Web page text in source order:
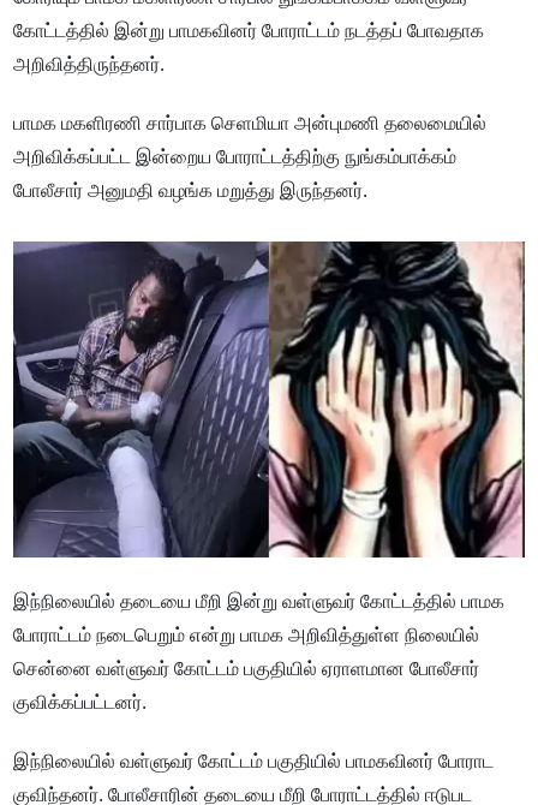
கோட்டத்தில் இன்று பாமகவினர் போராட்டம் நடத்தப் போவதாக
அறிவித்திருந்தனர்.
பாமக மகளிரணி சார்பாக செளமியா அன்புமணி தலைமையில்
அறிவிக்கப்பட்ட இன்றைய போராட்டத்திற்கு நுங்கம்பாக்கம்
போலீசார் அனுமதி வழங்க மறுத்து இருந்தனர்.
இந்நிலையில் தடையை மீறி இன்று வள்ளுவர் கோட்டத்தில் பாமக
போராட்டம் நடைபெறும் என்று பாமக அறிவித்துள்ள நிலையில்
சென்னை வள்ளுவர் கோட்டம் பகுதியில் ஏராளமான போலீசார்
குவிக்கப்பட்டனர்.
இந்நிலையில் வள்ளுவர் கோட்டம் பகுதியில் பாமகவினர் போராட
குவிந்தனர். போலீசாரின் தடையை மீறி போராட்டத்தில் ஈடுபட